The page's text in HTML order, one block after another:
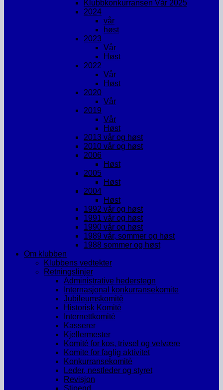
Klubbkonkurransen Vår 2025
2024
vår
høst
2023
Vår
Høst
2022
Vår
Høst
2020
Vår
2019
Vår
Høst
2013 vår og høst
2010 vår og høst
2006
Høst
2005
Høst
2004
Høst
1992 vår og høst
1991 vår og høst
1990 vår og høst
1989 vår, sommer og høst
1988 sommer og høst
Om klubben
Klubbens vedtekter
Retningslinjer
Administrative hederstegn
Internasjonal konkurransekomite
Jubileumskomitè
Historisk Komitè
Internettkomitè
Kasserer
Kjellermester
Komité for kos, trivsel og velvære
Komite for faglig aktivitet
Konkurransekomitè
Leder, nestleder og styret
Revisjon
Stipend